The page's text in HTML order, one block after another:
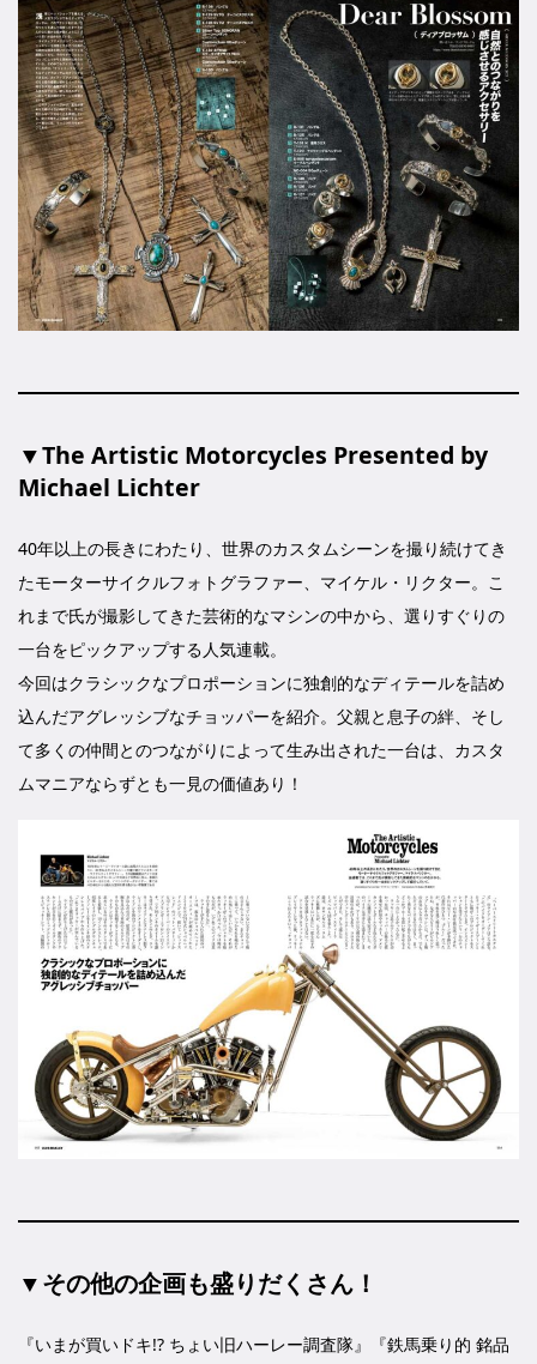
▼The Artistic Motorcycles Presented by
Michael Lichter
40年以上の長きにわたり、世界のカスタムシーンを撮り続けてき
たモーターサイクルフォトグラファー、マイケル・リクター。こ
れまで氏が撮影してきた芸術的なマシンの中から、選りすぐりの
一台をピックアップする人気連載。
今回はクラシックなプロポーションに独創的なディテールを詰め
込んだアグレッシブなチョッパーを紹介。父親と息子の絆、そし
て多くの仲間とのつながりによって生み出された一台は、カスタ
ムマニアならずとも一見の価値あり！
▼その他の企画も盛りだくさん！
『いまが買いドキ!? ちょい旧ハーレー調査隊』『鉄馬乗り的 銘品